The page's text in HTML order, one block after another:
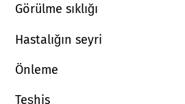
Görülme sıklığı
Hastalığın seyri
Önleme
Teşhis